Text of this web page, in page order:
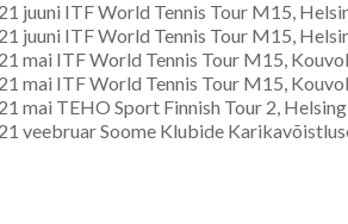
juuni ITF World Tennis Tour M15,
juuni ITF World Tennis Tour M15,
mai ITF World Tennis Tour M15,
mai ITF World Tennis Tour M15,
mai TEHO Sport Finnish Tour 2,
veebruar Soome Klubide